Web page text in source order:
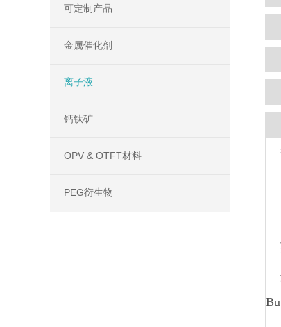
可定制产品
金属催化剂
离子液
钙钛矿
OPV & OTFT材料
PEG衍生物